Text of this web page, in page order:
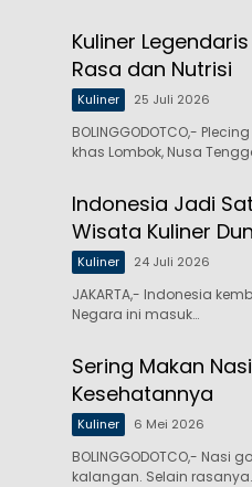
Kuliner
Rasa dan Nutrisi
Kuliner 25 Juli 2026
BOLINGGODOTCO,-
khas Lombok, Nusa
Indonesia Jadi
Wisata Kuliner
Kuliner 24 Juli 2026
JAKARTA,- Indonesia
Negara ini masuk…
Sering Makan
Kesehatannya
Kuliner 6 Mei 2026
BOLINGGODOTCO,-
kalangan. Selain